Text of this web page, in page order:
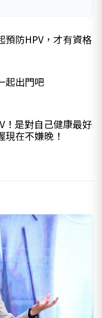
，歡迎來函！
預防HPV，才有資格
起出門吧
！是對自己健康最好
現在不嫌晚！